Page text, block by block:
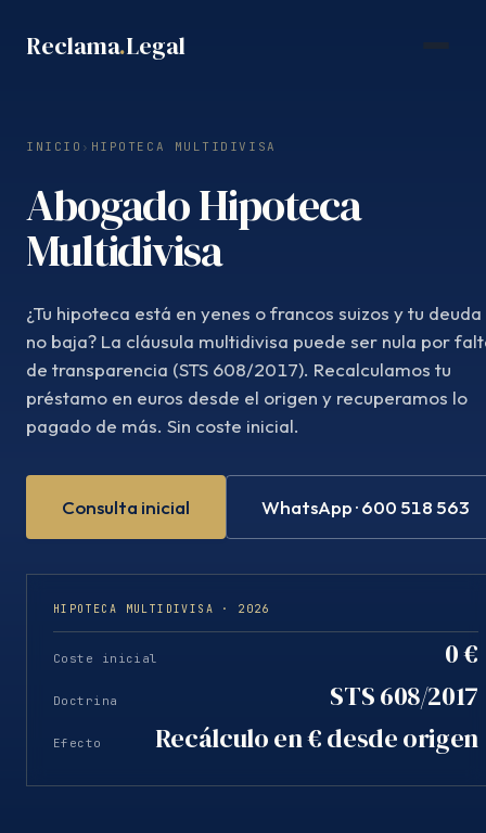
Reclama.Legal
INICIO › HIPOTECA MULTIDIVISA
Abogado Hipoteca
Multidivisa
¿Tu hipoteca está en yenes o francos suizos y tu deuda
no baja? La cláusula multidivisa puede ser nula por
de transparencia (STS 608/2017). Recalculamos tu
préstamo en euros desde el origen y recuperamos lo
pagado de más. Sin coste inicial.
Consulta inicial WhatsApp · 600 518 563
HIPOTECA MULTIDIVISA · 2026
Coste inicial 0 €
Doctrina STS 608/2017
Efecto Recálculo en € desde origen